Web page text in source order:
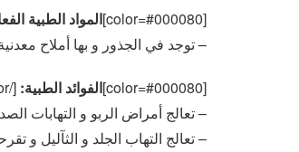
[color=#000080] المواد الطبية
– توجد في الجذور و بها أملاح
[color=#000080] الفوائد الطبية: [/color]
– تعالج أمراض الربو و التهابات
– تعالج التهاب الجلد و الثآليل و